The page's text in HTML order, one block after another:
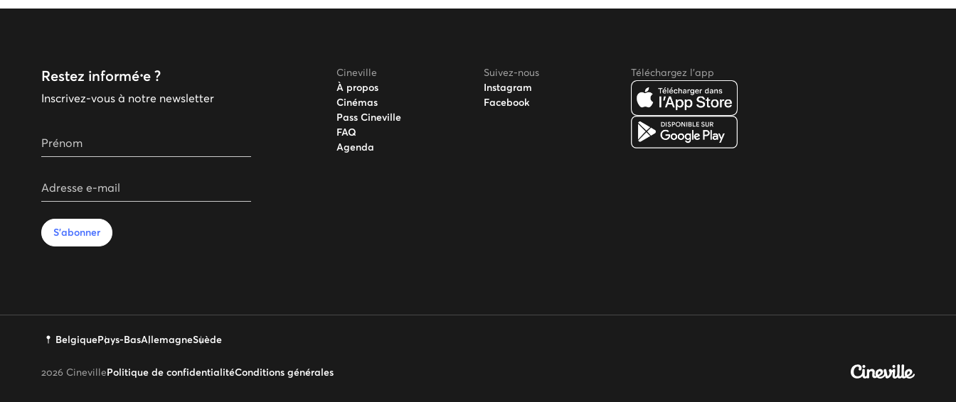
Restez informé⸱e ?
Inscrivez-vous à notre newsletter
Prénom
Adresse e-mail
S'abonner
Cineville
À propos
Cinémas
Pass Cineville
FAQ
Agenda
Suivez-nous
Instagram
Facebook
Téléchargez l'app
BelgiquePays-BasAllemagneSuède
2026 CinevillePolitique de confidentialitéConditions générales